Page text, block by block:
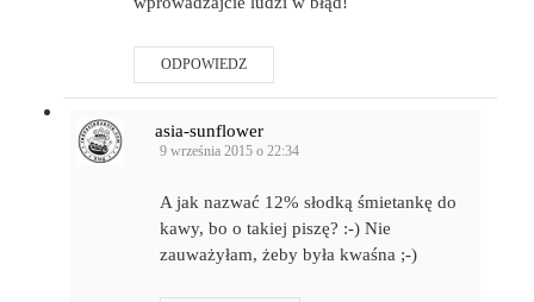
ODPOWIEDZ
asia-sunflower
9 września 2015 o 22:34
A jak nazwać 12% słodką śmietankę do
kawy, bo o takiej piszę? :-) Nie
zauważyłam, żeby była kwaśna ;-)